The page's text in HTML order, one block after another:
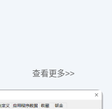
查看更多>>